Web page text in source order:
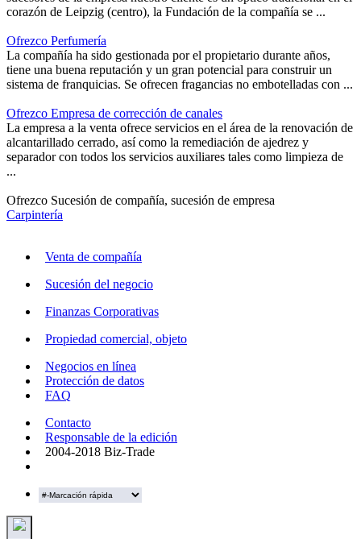
corazón de Leipzig (centro), la Fundación de la compañía se ...
Ofrezco Perfumería
La compañía ha sido gestionada por el propietario durante años,
tiene una buena reputación y un gran potencial para construir un
sistema de franquicias. Se ofrecen fragancias no embotelladas con ...
Ofrezco Empresa de corrección de canales
La empresa a la venta ofrece servicios en el área de la renovación de
alcantarillado cerrado, así como la remediación de ajedrez y
separador con todos los servicios auxiliares tales como limpieza de
...
Ofrezco Sucesión de compañía, sucesión de empresa
Carpintería
Venta de compañía
Sucesión del negocio
Finanzas Corporativas
Propiedad comercial, objeto
Negocios en línea
Protección de datos
FAQ
Contacto
Responsable de la edición
2004-2018 Biz-Trade